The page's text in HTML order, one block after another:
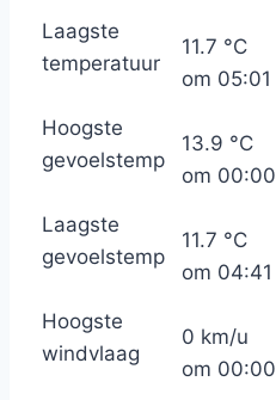
Laagste
temperatuur
Hoogste
gevoelstemp
Laagste
gevoelstemp
Hoogste
windvlaag
11.7 °C
om 05:01
13.9 °C
om 00:00
11.7 °C
om 04:41
0 km/u
om 00:00